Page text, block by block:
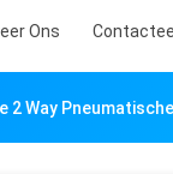
Ons
2 Way